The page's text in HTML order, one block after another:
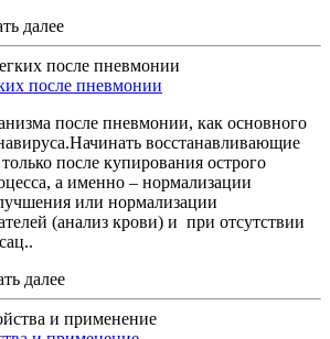
далее
после пневмонии
после пневмонии, как основного
восстанавливающие
после купирования острого
а именно – нормализации
или нормализации
(анализ крови) и при отсутствии
далее